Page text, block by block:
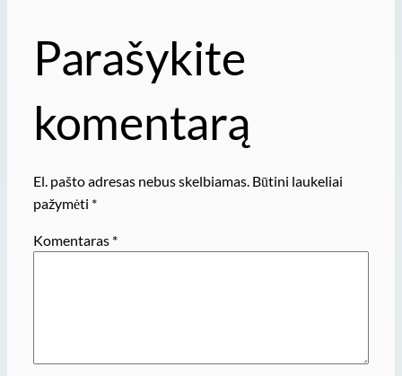
Parašykite
komentarą
El. pašto adresas nebus skelbiamas. Būtini laukeliai
pažymėti *
Komentaras *